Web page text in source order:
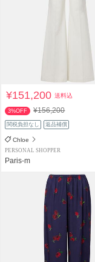
¥151,200送料込
3%OFF ¥156,200
関税負担なし 返品補償
Chloe
PERSONAL SHOPPER
Paris-m